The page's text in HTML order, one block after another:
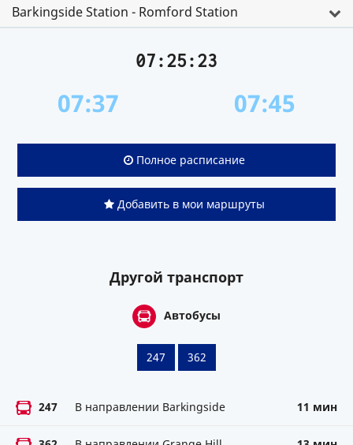
Barkingside Station - Romford Station
07:25:23
07:37 07:45
Полное расписание
Добавить в мои маршруты
Другой транспорт
Автобусы
247 362
247 В направлении Barkingside 11 мин